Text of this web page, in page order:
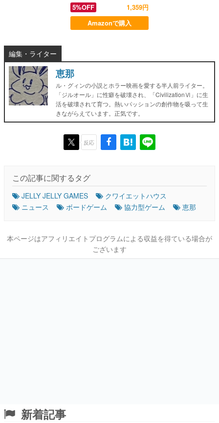
5%OFF
1,359円
Amazonで購入
編集・ライター
恵那
ル・グィンの小説とホラー映画を愛する半人前ライター。
「ジルオール」に性癖を破壊され、「CivilizationⅥ」に生
活を破壊されて育つ。熱いパッションの創作物を吸って生
きながらえています。正気です。
反応
この記事に関するタグ
JELLY JELLY GAMES
クワイエットハウス
ニュース
ボードゲーム 協力型ゲーム 恵那
本ページはアフィリエイトプログラムによる収益を得ている場合が
ございます
新着記事